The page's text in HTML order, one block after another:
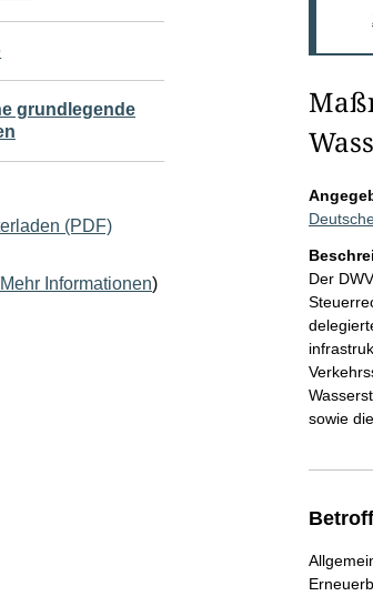
grundlegende
(PDF)
Mehr Informationen)
Der
sowie